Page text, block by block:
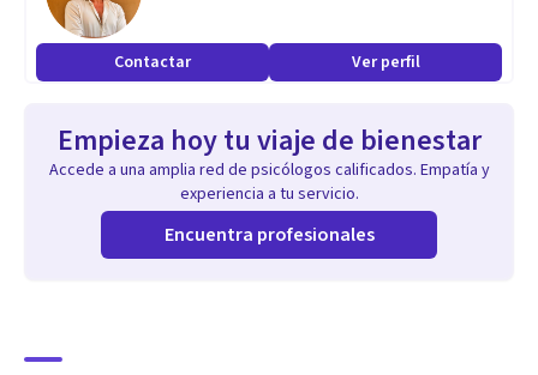
Contactar Ver perfil
Empieza hoy tu viaje de bienestar
Accede a una amplia red de psicólogos calificados. Empatía y
experiencia a tu servicio.
Encuentra profesionales